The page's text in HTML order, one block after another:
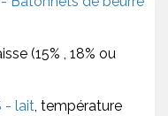
(15% , 18% ou
- lait, température